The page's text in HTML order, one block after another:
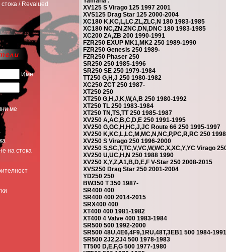
/ Revalued
Име
ме
на стока
XV125 S Virago 125 1997 2001
XVS125 Drag Star 125 2000-2004
XC180 K,KC,L,LC,ZL,ZLC,N 180 1983-1985
XC180 NC,ZN,ZNC,DN,DNC 180 1983-1985
XC200 ZA,ZB 200 1990-1991
FZR250 EXUP MK1,MK2 250 1989-1990
FZR250 Genesis 250 1989-
FZR250 Phaser 250
SR250 250 1985-1996
SR250 SE 250 1979-1984
TT250 G,H,J 250 1980-1982
XC250 ZCT 250 1987-
XT250 250
XT250 G,H,J,K,W,A,B 250 1980-1992
XT250 TL 250 1983-1984
XT250 TN,TS,TT 250 1985-1987
XV250 A,AC,B,C,D,E 250 1991-1995
XV250 G,GC,H,HC,J,JC Route 66 250 1995-1997
XV250 K,KC,L,LC,M,MC,N,NC,P,PC,R,RC 250
XV250 S Virago 250 1996-2000
XV250 S,SC,T,TC,V,VC,W,WC,X,XC,Y,YC Virago
XV250 U,UC,H,N 250 1988 1990
XV250 X,Y,Z,A1,B,D,E,F V-Star 250 2008-2015
XVS250 Drag Star 250 2001-2004
YD250 250
BW350 T 350 1987-
SR400 400
SR400 400 2014-2015
SRX400 400
XT400 400 1981-1982
XT400 4 Valve 400 1983-1984
SR500 500 1992-2000
SR500 48U,4E6,4F9,1RU,48T,3EB1 500 1984-1991
SR500 2J2,2J4 500 1978-1983
TT500 D,E,F,G 500 1977-1980